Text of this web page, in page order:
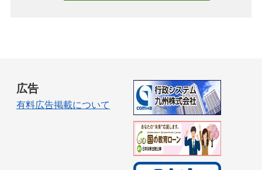
広告
有料広告掲載について